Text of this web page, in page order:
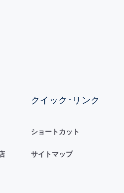
クイック･リンク
ショートカット
サイトマップ